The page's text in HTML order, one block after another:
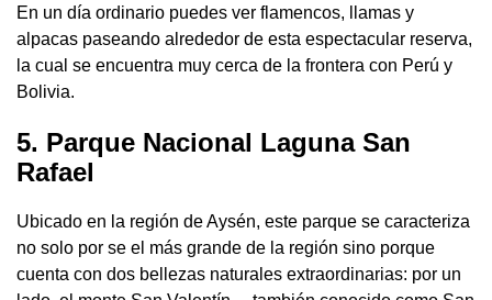
En un día ordinario puedes ver flamencos, llamas y
alpacas paseando alrededor de esta espectacular reserva,
la cual se encuentra muy cerca de la frontera con Perú y
Bolivia.
5. Parque Nacional Laguna San
Rafael
Ubicado en la región de Aysén, este parque se caracteriza
no solo por se el más grande de la región sino porque
cuenta con dos bellezas naturales extraordinarias: por un